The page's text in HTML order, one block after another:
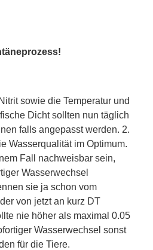
sowie die Temperatur und
Dicht sollten nun täglich
falls angepasst werden. 2.
Wasserqualität im Optimum.
Fall nachweisbar sein,
Wasserwechsel
sie ja schon vom
von jetzt an kurz DT
nie höher als maximal 0.05
Wasserwechsel sonst
für die Tiere.